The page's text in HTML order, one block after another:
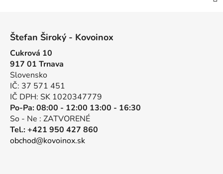
Štefan Široký - Kovoinox
Cukrová 10
917 01 Trnava
Slovensko
IČ: 37 571 451
IČ DPH: SK 1020347779
Po-Pa: 08:00 - 12:00 13:00 - 16:30
So - Ne : ZATVORENÉ
Tel.: +421 950 427 860
obchod@kovoinox.sk